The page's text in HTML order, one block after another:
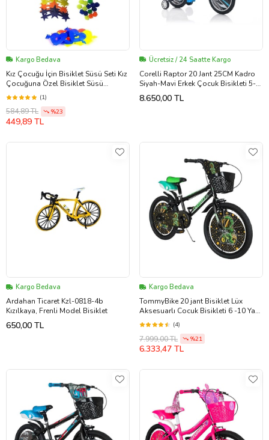
Kargo Bedava
Kız Çocuğu İçin Bisiklet Süsü Seti Kız
Çocuğuna Özel Bisiklet Süsü
(Renksiz)
(1)
584,89 TL %23
449,89 TL
Ücretsiz / 24 Saatte Kargo
Corelli Raptor 20 Jant 25CM Kadro
Siyah-Mavi Erkek Çocuk Bisikleti 5-8
Yaş
8.650,00 TL
Kargo Bedava
Ardahan Ticaret Kzl-0818-4b
Kızılkaya, Frenli Model Bisiklet
650,00 TL
Kargo Bedava
TommyBike 20 jant Bisiklet Lüx
Aksesuarlı Cocuk Bisikleti 6 -10 Yaş
(Yeşil)
(4)
7.999,00 TL %21
6.333,47 TL